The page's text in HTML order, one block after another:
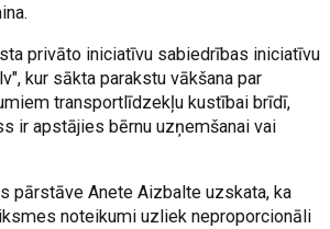
privāto iniciatīvu sabiedrības iniciatīvu
kur sākta parakstu vākšana par
transportlīdzekļu kustībai brīdī,
ir apstājies bērnu uzņemšanai vai
pārstāve Anete Aizbalte uzskata, ka
noteikumi uzliek neproporcionāli